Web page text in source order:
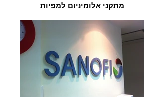
מתקני אלומיניום למפיות